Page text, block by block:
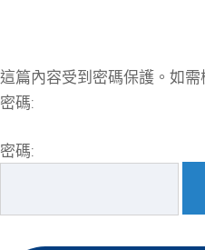
這篇內容受到密碼保護。如
密碼:
密碼: